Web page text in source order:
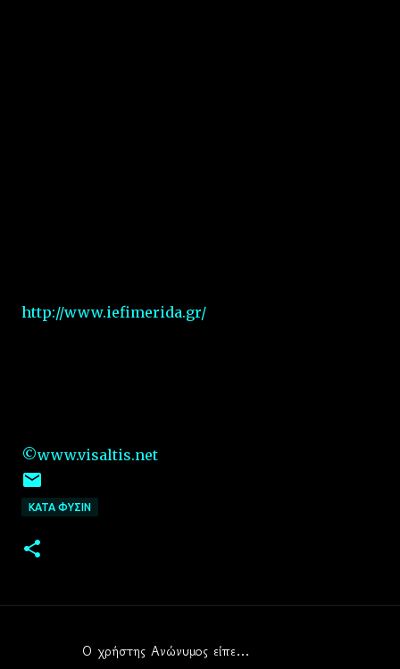
http://www.iefimerida.gr/
©www.visaltis.net
ΚΑΤΑ ΦΥΣΙΝ
Ο χρήστης Ανώνυμος είπε…